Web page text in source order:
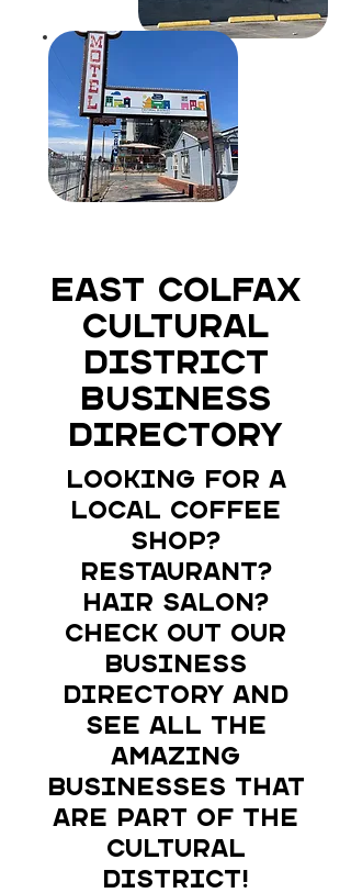
East Colfax
Cultural
District
Business
Directory
Looking for a
local coffee
shop?
Restaurant?
Hair salon?
Check out our
business
directory and
see all the
amazing
businesses that
are part of the
Cultural
DIstrict!